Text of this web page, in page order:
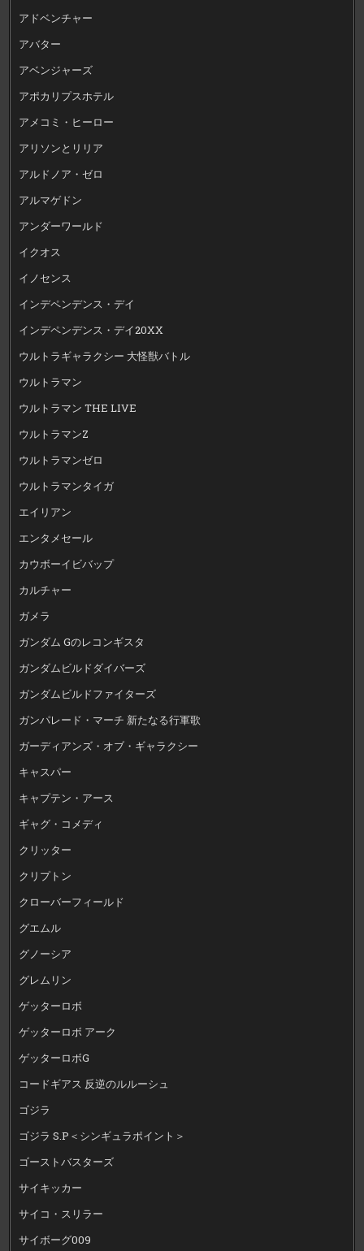
アドベンチャー
アバター
アベンジャーズ
アポカリプスホテル
アメコミ・ヒーロー
アリソンとリリア
アルドノア・ゼロ
アルマゲドン
アンダーワールド
イクオス
イノセンス
インデペンデンス・デイ
インデペンデンス・デイ20XX
ウルトラギャラクシー 大怪獣バトル
ウルトラマン
ウルトラマン THE LIVE
ウルトラマンZ
ウルトラマンゼロ
ウルトラマンタイガ
エイリアン
エンタメセール
カウボーイビバップ
カルチャー
ガメラ
ガンダム Gのレコンギスタ
ガンダムビルドダイバーズ
ガンダムビルドファイターズ
ガンパレード・マーチ 新たなる行軍歌
ガーディアンズ・オブ・ギャラクシー
キャスパー
キャプテン・アース
ギャグ・コメディ
クリッター
クリプトン
クローバーフィールド
グエムル
グノーシア
グレムリン
ゲッターロボ
ゲッターロボ アーク
ゲッターロボG
コードギアス 反逆のルルーシュ
ゴジラ
ゴジラ S.P＜シンギュラポイント＞
ゴーストバスターズ
サイキッカー
サイコ・スリラー
サイボーグ009